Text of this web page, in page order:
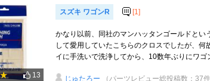
13
スズキ ワゴンR [1]
かなり以前、同社のマンハッタンゴールドとい
して愛用していたこちらのクロスでしたが、何
イに手洗いで洗浄してから、10数年ぶりにワゴ
じゅたろー （パーツレビュー総投稿数：37件